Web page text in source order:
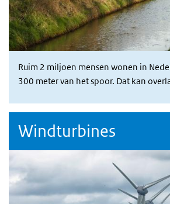
Ruim 2 miljoen mensen wonen in
300 meter van het spoor. Dat kan
Windturbines